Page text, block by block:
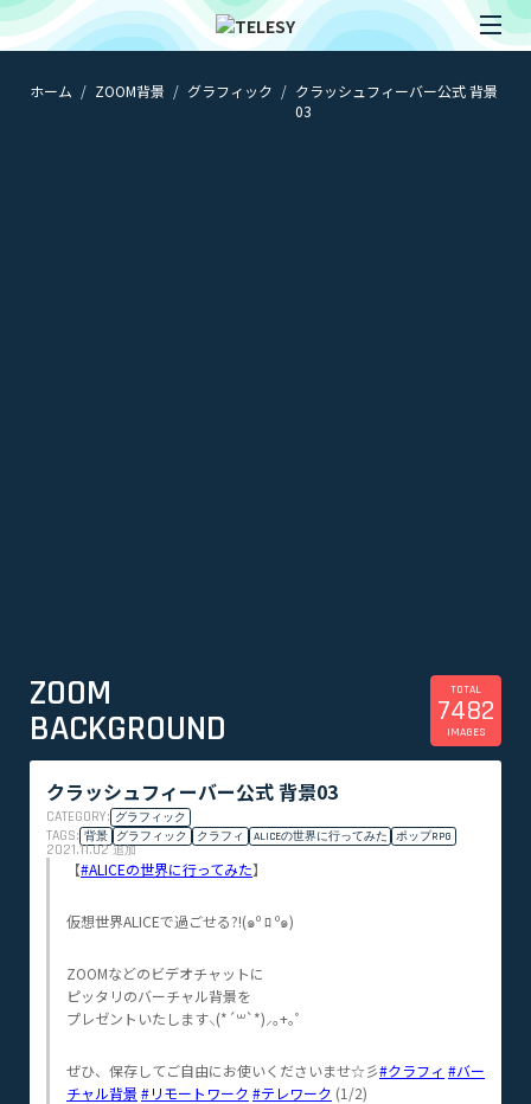
ホーム
ニュース
ホーム ZOOM背景 グラフィック
クラッシュフィーバー公式 背景
03
ZOOM
BACKGROUND
TOTAL
7482
IMAGES
クラッシュフィーバー公式 背景03
CATEGORY: グラフィック
TAGS: 背景 グラフィック クラフィ ALICEの世界に行ってみた ポップRPG
2021.11.02追加
【#ALICEの世界に行ってみた】
仮想世界ALICEで過ごせる?!(๑º ﾛ º๑)
ZOOMなどのビデオチャットに
ピッタリのバーチャル背景を
プレゼントいたします⸜(*´꒳`*)⸝｡+｡ﾟ
ぜひ、保存してご自由にお使いくださいませ☆彡#クラフィ #バー
チャル背景 #リモートワーク #テレワーク (1/2)